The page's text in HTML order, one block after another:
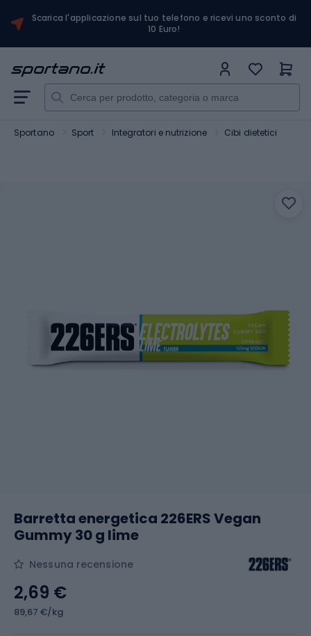
Scarica l'applicazione sul tuo telefono e ricevi uno sconto di
10 Euro!
Sportano Sport Integratori e nutrizione Cibi dietetici
Barretta energetica 226ERS Vegan
Gummy 30 g lime
Nessuna recensione
2,69 €
89,67 €/kg